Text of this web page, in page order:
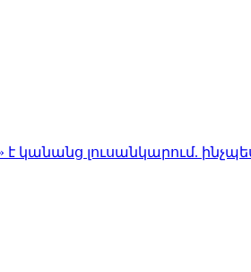
է կանանց լուսանկարում.